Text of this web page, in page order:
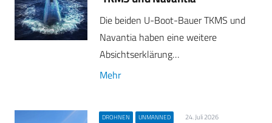
Die beiden U-Boot-Bauer TKMS und
Navantia haben eine weitere
Absichtserklärung…
Mehr
DROHNEN UNMANNED 24. Juli 2026